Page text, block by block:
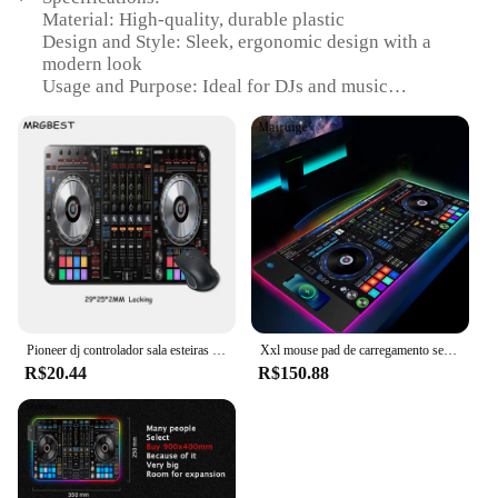
Material: High-quality, durable plastic
Design and Style: Sleek, ergonomic design with a
modern look
Usage and Purpose: Ideal for DJs and music
Performance and Property: Precision-engineered for
smooth control
Parts and Accessories: Comes with a mouse pad for
enhanced performance
Applicable Scenario: Perfect for use with Pioneer
DDJ 200, WeDJ, and Rekordbox
Features:
|Pioneer Ddj 200 Smart Dj Controller Para Wedj E
Rekordbox|Wholesale|Vendors|
**Advanced Performance and Precision**
The Pioneer DDJ 200 Smart DJ Controller is a
revolutionary piece of equipment that caters to the
needs of both professional and amateur DJs. This
smart controller is designed to enhance your DJing
experience by providing precise control over your
R$20.44
Xxl mouse pad de carregamento sem fio pioneiro dj controlador misturadores acessórios para portátil pc gamer completo jogo almofada sala jogos mesa
R$150.88